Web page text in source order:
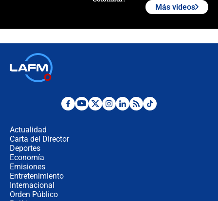
Tras su posesión, presidente De la
Más videos
Actualidad
Carta del Director
Deportes
Economía
Emisiones
Entretenimiento
Internacional
Orden Público